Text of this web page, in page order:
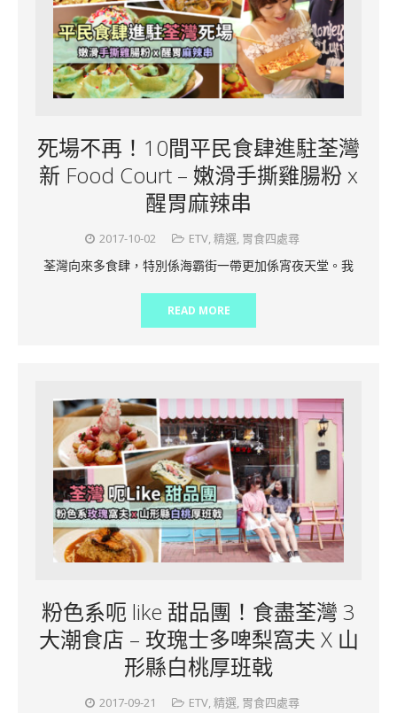
死場不再！10間平民食肆進駐荃灣
新 Food Court – 嫩滑手撕雞腸粉 x
醒胃麻辣串
2017-10-02 ETV,精選, 胃食四處尋
荃灣向來多食肆，特別係海霸街一帶更加係宵夜天堂。我
READ MORE
粉色系呃 like 甜品團！食盡荃灣 3
大潮食店 – 玫瑰士多啤梨窩夫 X 山
形縣白桃厚班戟
2017-09-21 ETV,精選, 胃食四處尋